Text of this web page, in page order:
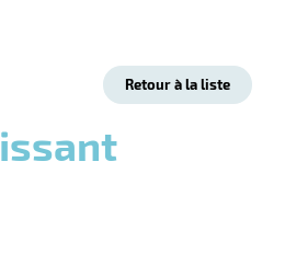
Retour à la liste